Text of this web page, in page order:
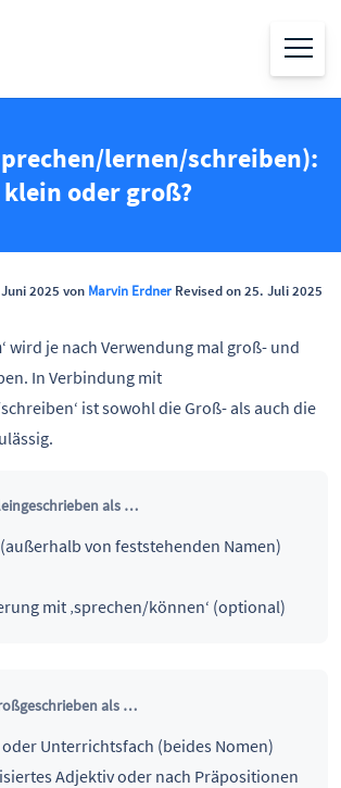
lernen/schreiben):
klein oder groß?
2025 von Marvin Erdner Revised on 25. Juli 2025
‘ wird je nach Verwendung mal groß- und
In Verbindung mit
ist sowohl die Groß- als auch die
als …
von feststehenden Namen)
mit ‚sprechen/können‘ (optional)
als …
Unterrichtsfach (beides Nomen)
Adjektiv oder nach Präpositionen